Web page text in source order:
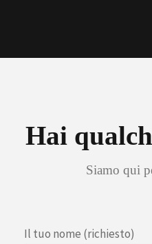
Hai
Siamo qui
Il tuo nome (richiesto)